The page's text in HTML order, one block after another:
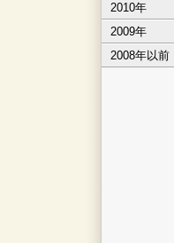
2010年
2009年
2008年以前